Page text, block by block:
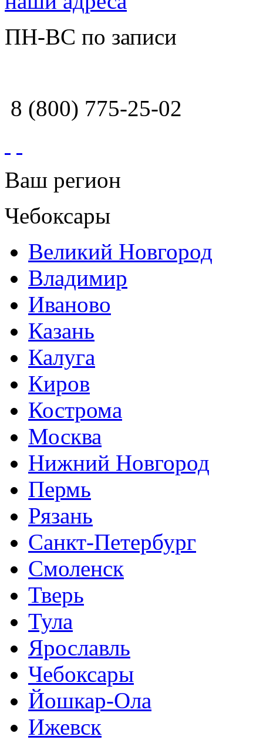
ПН-ВС по записи
8 (800) 775-25-02
Ваш регион
Чебоксары
Великий Новгород
Владимир
Иваново
Казань
Калуга
Киров
Кострома
Москва
Нижний Новгород
Пермь
Рязань
Санкт-Петербург
Смоленск
Тверь
Тула
Ярославль
Чебоксары
Йошкар-Ола
Ижевск